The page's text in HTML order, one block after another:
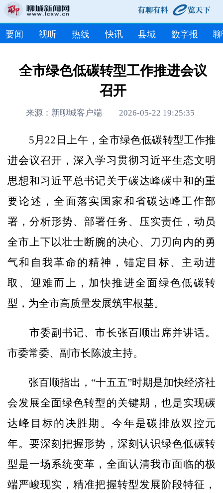
要闻 视听 热线 快讯 县域 数字报
全市绿色低碳转型工作推进会议
召开
来源：新聊城客户端 2026-05-22 19:25:35
5月22日上午，全市绿色低碳转型工作推
进会议召开，深入学习贯彻习近平生态文明
思想和习近平总书记关于碳达峰碳中和的重
要论述，全面落实国家和省碳达峰工作部
署，分析形势、部署任务、压实责任，动员
全市上下以壮士断腕的决心、刀刃向内的勇
气和自我革命的精神，锚定目标、主动进
取、迎难而上，加快推进全面绿色低碳转
型，为全市高质量发展筑牢根基。
市委副书记、市长张百顺出席并讲话。
市委常委、副市长陈波主持。
张百顺指出，“十五五”时期是加快经济社
会发展全面绿色转型的关键期，也是实现碳
达峰目标的决胜期。今年是碳排放双控元
年。要深刻把握形势，深刻认识绿色低碳转
型是一场系统变革，全面认清我市面临的极
端严峻现实，精准把握转型发展阶段特征，